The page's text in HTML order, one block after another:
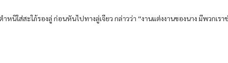
นิใส่สะใภ้รองลู่ ก่อนหันไปทางลู่เจียว กล่าวว่า “งานแต่งงานของนาง มีพวกเรา